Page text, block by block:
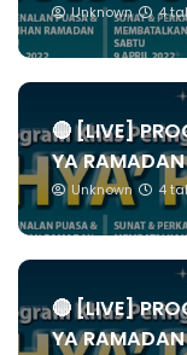
Unknown 4
🔴 [LIVE]
YA
Unknown 4
🔴 [LIVE]
YA